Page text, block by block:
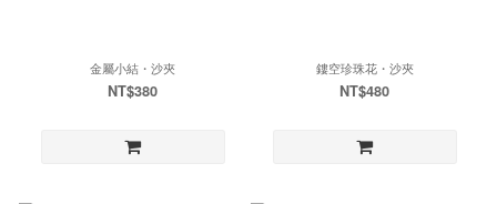
金屬小結・沙夾
NT$380
鏤空珍珠花・沙夾
NT$480